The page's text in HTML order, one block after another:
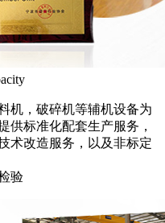
机，破碎机等辅机设备为
供标准化配套生产服务，
术改造服务，以及非标定
验